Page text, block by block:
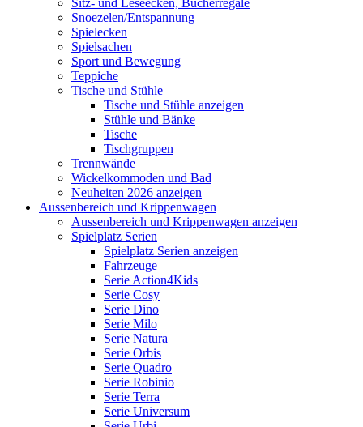
Sitz- und Leseecken, Bücherregale
Snoezelen/Entspannung
Spielecken
Spielsachen
Sport und Bewegung
Teppiche
Tische und Stühle
Tische und Stühle anzeigen
Stühle und Bänke
Tische
Tischgruppen
Trennwände
Wickelkommoden und Bad
Neuheiten 2026 anzeigen
Aussenbereich und Krippenwagen
Aussenbereich und Krippenwagen anzeigen
Spielplatz Serien
Spielplatz Serien anzeigen
Fahrzeuge
Serie Action4Kids
Serie Cosy
Serie Dino
Serie Milo
Serie Natura
Serie Orbis
Serie Quadro
Serie Robinio
Serie Terra
Serie Universum